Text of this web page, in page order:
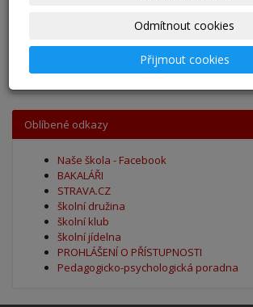
Oblíbené odkazy
Naše škola - Facebook
BAKALÁŘI
STRAVA.CZ
školní družina
školní klub
školní jídelna
PROHLÁŠENÍ O PŘÍSTUPNOSTI
Pedagogicko-psychologická poradna
Odmítnout cookies
Přijmout cookies